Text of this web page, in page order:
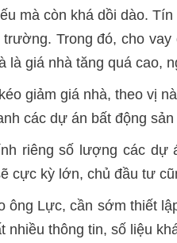
mà còn khá dồi dào.
Trong đó, cho
là giá nhà tăng quá cao,
giảm giá nhà, theo vị
các dự án bất động
riêng số lượng các
cực kỳ lớn, chủ đầu tư
ông Lực, cần sớm thiết
nhiều thông tin, số liệu